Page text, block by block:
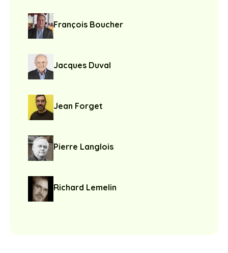
François Boucher
Jacques Duval
Jean Forget
Pierre Langlois
Richard Lemelin